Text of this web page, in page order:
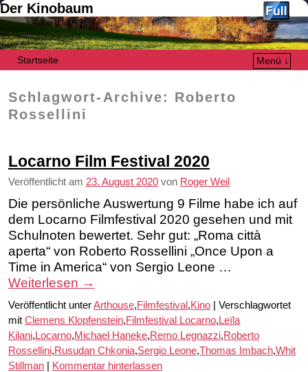
Der Kinobaum
Startseite
Menü ↓
Schlagwort-Archive: Roberto
Rossellini
Locarno Film Festival 2020
Veröffentlicht am 23. August 2020 von Roger Weil
Die persönliche Auswertung 9 Filme habe ich auf
dem Locarno Filmfestival 2020 gesehen und mit
Schulnoten bewertet. Sehr gut: „Roma città
aperta“ von Roberto Rossellini „Once Upon a
Time in America“ von Sergio Leone …
Weiterlesen →
Veröffentlicht unterArthouse,Filmfestival ,Kino
Verschlagwortet
mit Clemens Klopfenstein,Filmfestival Locarno, Leïla
Kilani, Locarno,Michael Haneke,Remo Legnazzi,Roberto
Rossellini,Rusudan Chkonia,Sergio Leone,Thomas Imbach,Whit
Stillman
Kommentar hinterlassen